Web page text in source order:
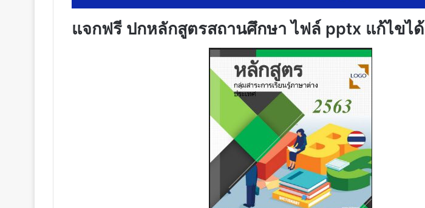
แจกฟรี ปกหลักสูตรสถานศึกษา ไฟล์ pptx แก้ไขได้